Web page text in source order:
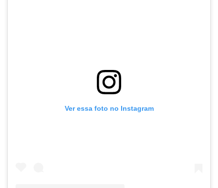
Ver essa foto no Instagram